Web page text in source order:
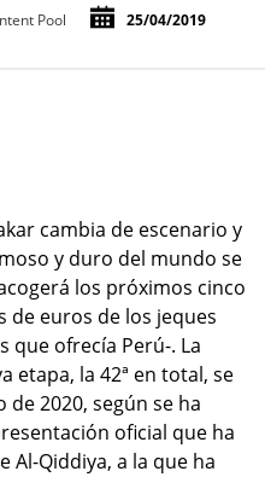
Pool 25/04/2019
cambia de escenario y
y duro del mundo se
los próximos cinco
de euros de los jeques
que ofrecía Perú-. La
etapa, la 42ª en total, se
2020, según se ha
oficial que ha
Al-Qiddiya, a la que ha